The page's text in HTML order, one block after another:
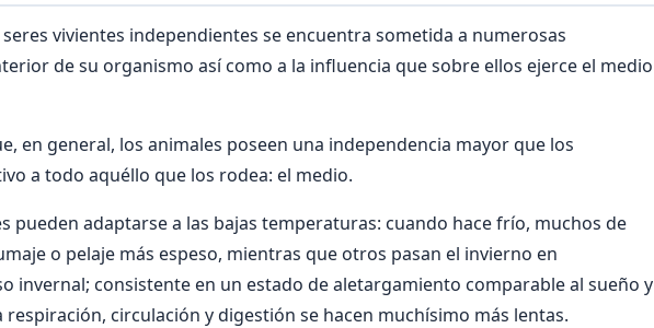
vivientes independientes se encuentra sometida a numerosas
de su organismo así como a la influencia que sobre ellos ejerce el medio
en general, los animales poseen una independencia mayor que los
a todo aquéllo que los rodea: el medio.
pueden adaptarse a las bajas temperaturas: cuando hace frío, muchos de
o pelaje más espeso, mientras que otros pasan el invierno en
invernal; consistente en un estado de aletargamiento comparable al sueño y
respiración, circulación y digestión se hacen muchísimo más lentas.